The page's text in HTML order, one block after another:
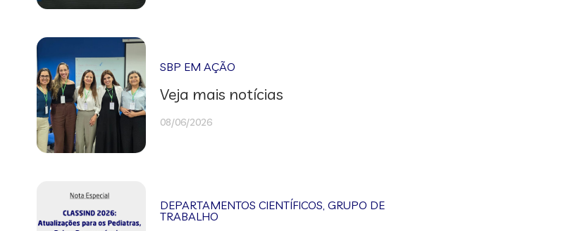
SBP EM AÇÃO
Veja mais notícias
08/06/2026
DEPARTAMENTOS CIENTÍFICOS,GRUPO DE
TRABALHO